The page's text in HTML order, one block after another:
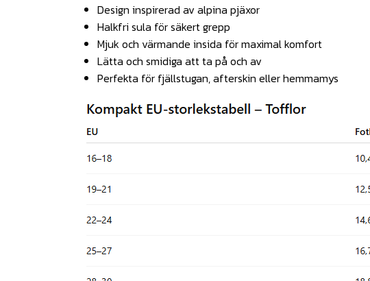
Design inspirerad av alpina pjäxor
Halkfri sula för säkert grepp
Mjuk och värmande insida för maximal komfort
Lätta och smidiga att ta på och av
Perfekta för fjällstugan, afterskin eller hemmamys